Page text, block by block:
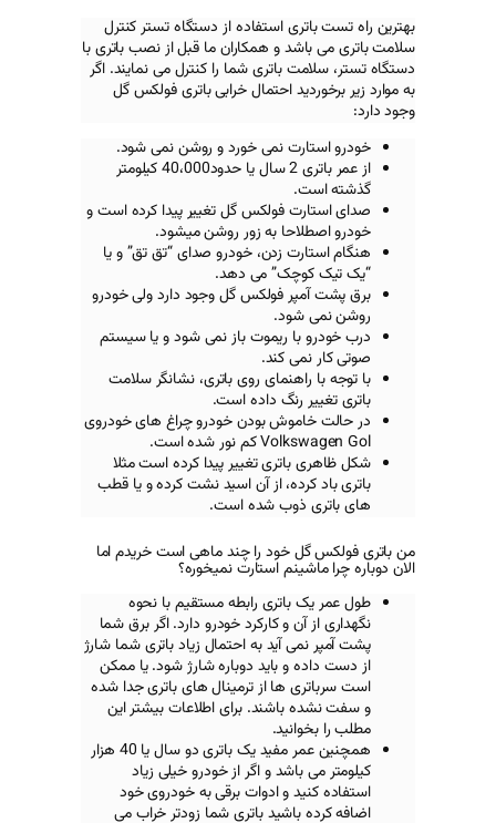
استفاده از دستگاه تستر کنترل
و همکاران ما قبل از نصب باتری با
باتری شما را کنترل می نمایند. اگر
احتمال خرابی باتری فولکسگل
نمی خورد و روشن نمی شود.
از عمر باتری 2 سال یا حدود40،000 کیلومتر
تغییر پیدا کرده است و
به زور روشن میشود.
زدن، خودرو صدای “تق تق” و یا
وجود دارد ولی خودرو
ریموت باز نمی شود و یا سیستم
روی باتری، نشانگر سلامت
بودن خودرو چراغ های خودروی
کم نور شده است.
تغییر پیدا کرده است مثلا
از آن اسید نشت کرده و یا قطب
خود را چند ماهی است خریدم اما
استارت نمیخوره؟
رابطه مستقیم با نحوه
و کارکرد خودرو دارد. اگر برق شما
آید به احتمال زیاد باتری شما شارژ
و باید دوباره شارژ شود. یا ممکن
ها از ترمینال های باتری جدا شده
برای اطلاعات بیشتر این
همچنین عمر مفید یک باتری دو سال یا 40 هزار
و اگر از خودرو خیلی زیاد
و ادوات برقی به خودروی خود
باتری شما زودتر خراب می